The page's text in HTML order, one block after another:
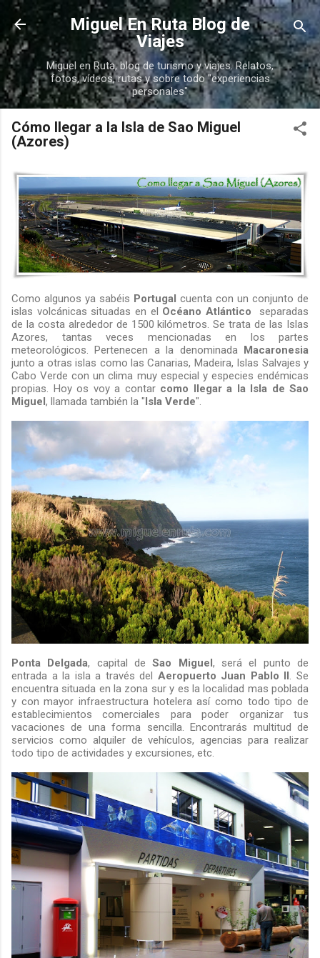
Ir al contenido principal
Miguel En Ruta Blog de
Viajes
Miguel en Ruta, blog de turismo y viajes. Relatos,
fotos, vídeos, rutas y sobre todo "experiencias
personales"
Cómo llegar a la Isla de Sao Miguel
(Azores)
Como algunos ya sabéis Portugal cuenta con un conjunto de
islas volcánicas situadas en el Océano Atlántico separadas
de la costa alrededor de 1500 kilómetros. Se trata de las Islas
Azores, tantas veces mencionadas en los partes
meteorológicos. Pertenecen a la denominada Macaronesia
junto a otras islas como las Canarias, Madeira, Islas Salvajes y
Cabo Verde con un clima muy especial y especies endémicas
propias. Hoy os voy a contar como llegar a la Isla de Sao
Miguel, llamada también la "Isla Verde".
Ponta Delgada, capital deSao Miguel, será el punto de
entrada a la isla a través del Aeropuerto Juan Pablo II. Se
encuentra situada en la zona sur y es la localidad mas poblada
y con mayor infraestructura hotelera así como todo tipo de
establecimientos comerciales para poder organizar tus
vacaciones de una forma sencilla. Encontrarás multitud de
servicios como alquiler de vehículos, agencias para realizar
todo tipo de actividades y excursiones, etc.